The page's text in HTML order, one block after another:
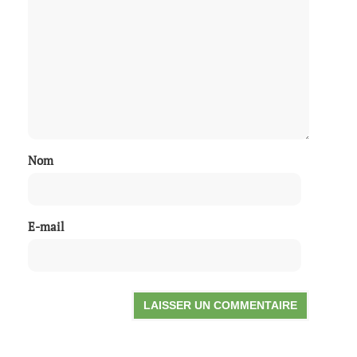
Nom
E-mail